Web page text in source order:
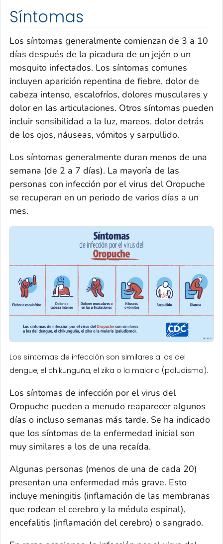
Síntomas
Los síntomas generalmente comienzan de 3 a 10
días después de la picadura de un jején o un
mosquito infectados. Los síntomas comunes
incluyen aparición repentina de fiebre, dolor de
cabeza intenso, escalofríos, dolores musculares y
dolor en las articulaciones. Otros síntomas pueden
incluir sensibilidad a la luz, mareos, dolor detrás
de los ojos, náuseas, vómitos y sarpullido.
Los síntomas generalmente duran menos de una
semana (de 2 a 7 días). La mayoría de las
personas con infección por el virus del Oropuche
se recuperan en un periodo de varios días a un
mes.
Los síntomas de infección son similares a los del
dengue, el chikunguña, el zika o la malaria (paludismo).
Los síntomas de infección por el virus del
Oropuche pueden a menudo reaparecer algunos
días o incluso semanas más tarde. Se ha indicado
que los síntomas de la enfermedad inicial son
muy similares a los de una recaída.
Algunas personas (menos de una de cada 20)
presentan una enfermedad más grave. Esto
incluye meningitis (inflamación de las membranas
que rodean el cerebro y la médula espinal),
encefalitis (inflamación del cerebro) o sangrado.